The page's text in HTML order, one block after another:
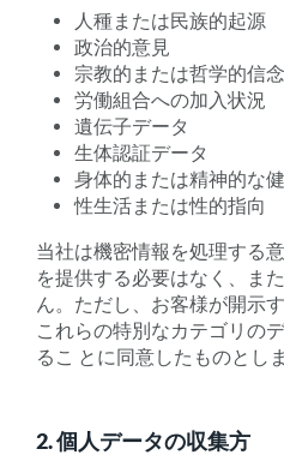
人種または民族的起源
政治的意見
宗教的または哲学的信念
労働組合への加入状況
遺伝子データ
生体認証データ
身体的または精神的な
性生活または性的指向
当社は機密情報を処理する
を提供する必要はなく、ま
ん。ただし、お客様が開示
これらの特別なカテゴリの
るこ とに同意したものとしま
2. 個人データの収集方